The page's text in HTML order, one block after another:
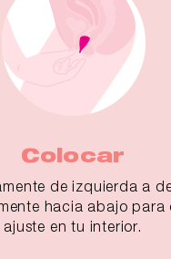
Colocar
de izquierda a
hacia abajo para
ajuste en tu interior.